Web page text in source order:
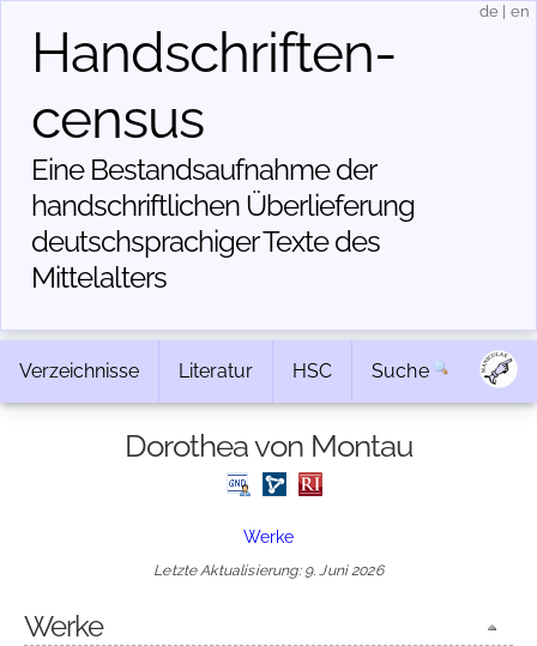
Handschriften­
census
Eine Bestandsaufnahme der
handschriftlichen Über­lieferung
deutschsprachiger Texte des
Mittelalters
de en
Verzeichnisse Literatur HSC Suche
Dorothea von Montau
Werke
Letzte Aktualisierung: 9. Juni 2026
Werke